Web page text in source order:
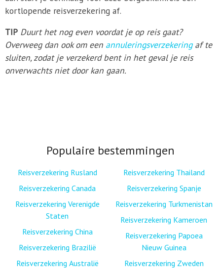
kortlopende reisverzekering af.
TIP Duurt het nog even voordat je op reis gaat?
Overweeg dan ook om een annuleringsverzekeringaf te
sluiten, zodat je verzekerd bent in het geval je reis
onverwachts niet door kan gaan.
Populaire bestemmingen
Reisverzekering Rusland
Reisverzekering Canada
Reisverzekering Verenigde
Staten
Reisverzekering China
Reisverzekering Brazilië
Reisverzekering Australië
Reisverzekering Thailand
Reisverzekering Spanje
Reisverzekering Turkmenistan
Reisverzekering Kameroen
Reisverzekering Papoea
Nieuw Guinea
Reisverzekering Zweden